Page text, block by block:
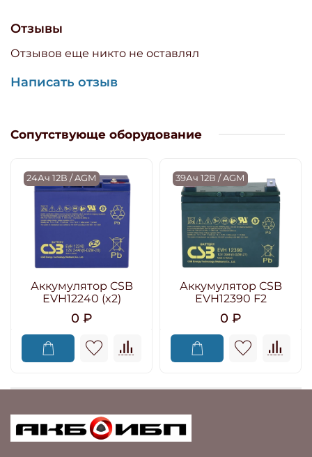
Отзывы
Отзывов еще никто не оставлял
Написать отзыв
Сопутствующе оборудование
24Ач 12В / AGM
Аккумулятор CSB
EVH12240 (x2)
0 ₽
39Ач 12В / AGM
Аккумулятор CSB
EVH12390 F2
0 ₽